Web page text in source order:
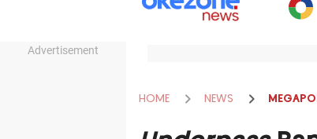
Advertisement
HOME NEWS